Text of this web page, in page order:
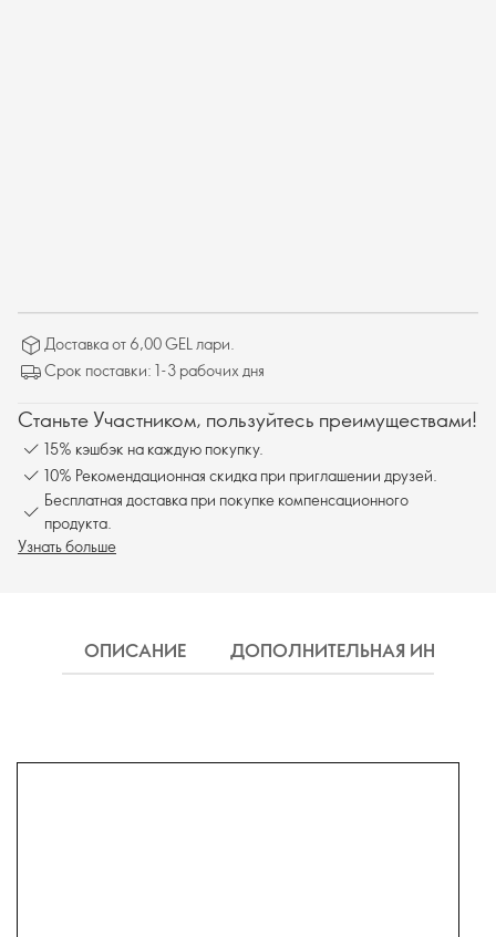
Доставка от 6,00 GEL лари.
Срок поставки: 1-3 рабочих дня
Станьте Участником, пользуйтесь преимуществами!
15% кэшбэк на каждую покупку.
10% Рекомендационная скидка при приглашении друзей.
Бесплатная доставка при покупке компенсационного
продукта.
Узнать больше
ОПИСАНИЕ ДОПОЛНИТЕЛЬНАЯ